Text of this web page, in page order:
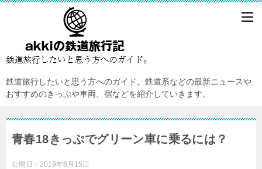
鉄道旅行したいと思う方へのガイド。鉄道系などの最新ニュースや
おすすめのきっぷや車両、宿などを紹介していきます。
青春18きっぷでグリーン車に乗るには？
公開日： 2019年6月15日